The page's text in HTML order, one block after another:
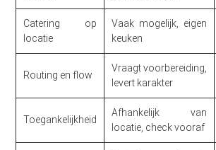
Catering op
locatie
Vaak mogelijk, eigen
keuken
Routing en flow
Vraagt voorbereiding,
levert karakter
Toegankelijkheid
Afhankelijk van
locatie, check vooraf